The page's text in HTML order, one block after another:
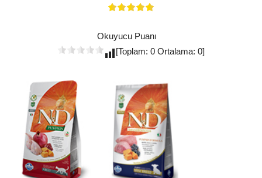
Okuyucu Puanı
[Toplam: 0 Ortalama: 0]